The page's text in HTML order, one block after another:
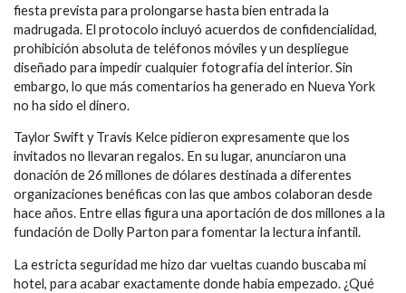
fiesta prevista para prolongarse hasta bien entrada la
madrugada. El protocolo incluyó acuerdos de confidencialidad,
prohibición absoluta de teléfonos móviles y un despliegue
diseñado para impedir cualquier fotografía del interior. Sin
embargo, lo que más comentarios ha generado en Nueva York
no ha sido el dinero.
Taylor Swift y Travis Kelce pidieron expresamente que los
invitados no llevaran regalos. En su lugar, anunciaron una
donación de 26 millones de dólares destinada a diferentes
organizaciones benéficas con las que ambos colaboran desde
hace años. Entre ellas figura una aportación de dos millones a la
fundación de Dolly Parton para fomentar la lectura infantil.
La estricta seguridad me hizo dar vueltas cuando buscaba mi
hotel, para acabar exactamente donde había empezado. ¿Qué